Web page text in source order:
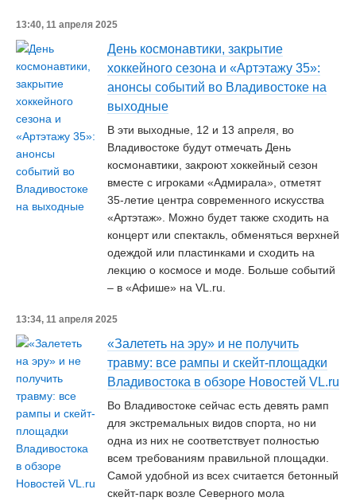
13:40, 11 апреля 2025
День космонавтики, закрытие
хоккейного сезона и «Артэтажу 35»:
анонсы событий во Владивостоке на
выходные
В эти выходные, 12 и 13 апреля, во
Владивостоке будут отмечать День
космонавтики, закроют хоккейный сезон
вместе с игроками «Адмирала», отметят
35-летие центра современного искусства
«Артэтаж». Можно будет также сходить на
концерт или спектакль, обменяться верхней
одеждой или пластинками и сходить на
лекцию о космосе и моде. Больше событий
– в «Афише» на VL.ru.
13:34, 11 апреля 2025
«Залететь на эру» и не получить
травму: все рампы и скейт-площадки
Владивостока в обзоре Новостей VL.ru
Во Владивостоке сейчас есть девять рамп
для экстремальных видов спорта, но ни
одна из них не соответствует полностью
всем требованиям правильной площадки.
Самой удобной из всех считается бетонный
скейт-парк возле Северного мола